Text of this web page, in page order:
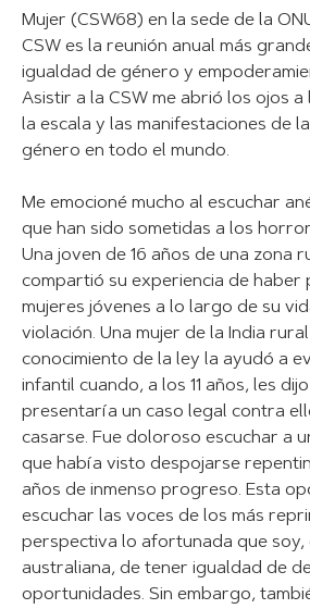
Mujer (CSW68) en la sede de la
CSW es la reunión anual más
igualdad de género y
Asistir a la CSW me abrió los ojos a
la escala y las manifestaciones de
género en todo el mundo.
Me emocioné mucho al escuchar
que han sido sometidas a los
Una joven de 16 años de una zona
compartió su experiencia de haber
mujeres jóvenes a lo largo de su
violación. Una mujer de la India
conocimiento de la ley la ayudó a
infantil cuando, a los 11 años, les
presentaría un caso legal contra
casarse. Fue doloroso escuchar a
que había visto despojarse
años de inmenso progreso. Esta
escuchar las voces de los más
perspectiva lo afortunada que soy,
australiana, de tener igualdad de
oportunidades. Sin embargo,